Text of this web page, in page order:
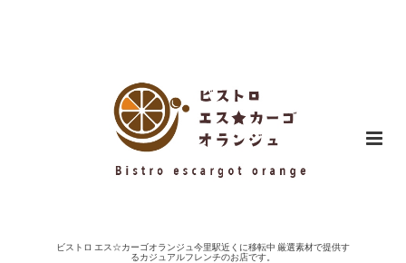
ビストロ エス☆カーゴオランジュ今里駅近くに移転中 厳選素材で提供す
るカジュアルフレンチのお店です。